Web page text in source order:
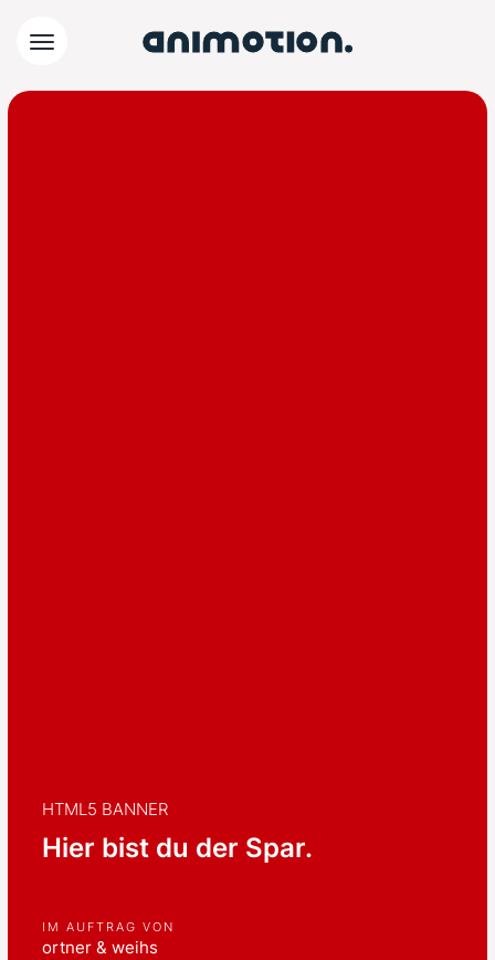
HTML5 BANNER
Hier bist du der Spar.
IM AUFTRAG VON
ortner & weihs